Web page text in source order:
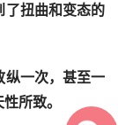
了扭曲和变态的
纵一次，甚至一
所致。